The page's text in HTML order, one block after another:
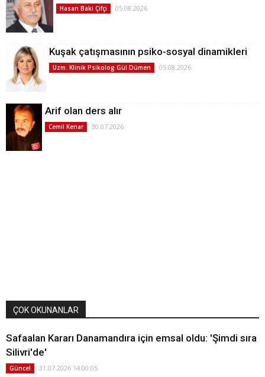
Hasan Baki Çifçi 05.08.2026
Kuşak çatışmasının psiko-sosyal dinamikleri
Uzm. Klinik Psikolog Gül Dümen 05.08.2026
Arif olan ders alır
Cemil Kenar 30.07.2026
ÇOK OKUNANLAR
Safaalan Kararı Danamandıra için emsal oldu: 'Şimdi sıra
Silivri'de'
Güncel 31.07.2026 14:00:05